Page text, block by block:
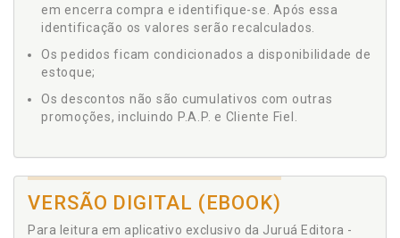
em encerra compra e identifique-se. Após essa
identificação os valores serão recalculados.
Os pedidos ficam condicionados a disponibilidade de
estoque;
Os descontos não são cumulativos com outras
promoções, incluindo P.A.P. e Cliente Fiel.
VERSÃO DIGITAL (EBOOK)
Para leitura em aplicativo exclusivo da Juruá Editora -